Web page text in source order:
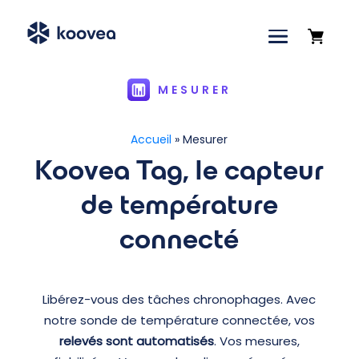
MESURER
Accueil »Mesurer
Koovea Tag, le capteur
de température
connecté
Libérez-vous des tâches chronophages. Avec
notre sonde de température connectée, vos
relevés sont automatisés. Vos mesures,